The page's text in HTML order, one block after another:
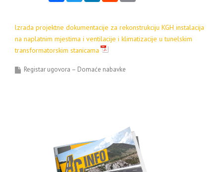
lzrada projektne dokumentacije za rekonstrukciju KGH instalacija
na naplatnim mjestima i ventilacije i klimatizacije u tunelskim
transformatorskim stanicama
Registar ugovora – Domaće nabavke